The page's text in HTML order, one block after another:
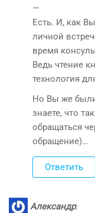
—
Есть. И, как
личной
время
Ведь чтение
технология
Но Вы же
знаете, что
обращаться
обращение)…
Ответить
Александр: